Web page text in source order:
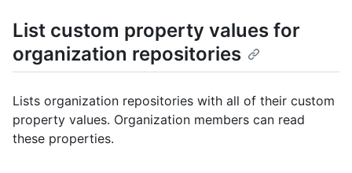
List custom property values for
organization repositories
Lists organization repositories with all of their custom
property values. Organization members can read
these properties.